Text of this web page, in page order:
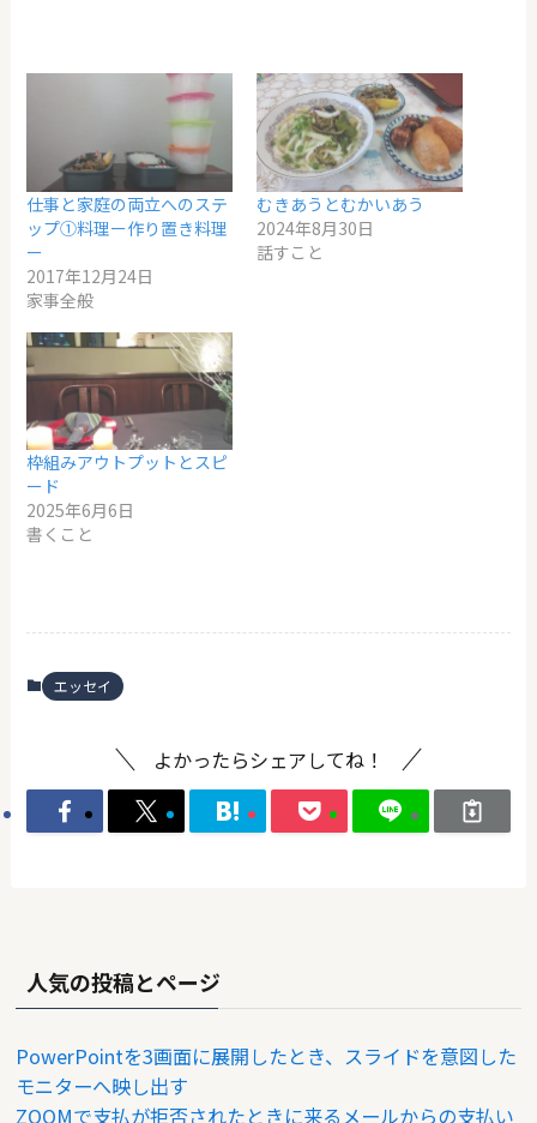
仕事と家庭の両立へのステ
ップ①料理ー作り置き料理
ー
2017年12月24日
家事全般
むきあうとむかいあう
2024年8月30日
話すこと
枠組みアウトプットとスピ
ード
2025年6月6日
書くこと
エッセイ
よかったらシェアしてね！
人気の投稿とページ
PowerPointを3画面に展開したとき、スライドを意図した
モニターへ映し出す
ZOOMで支払が拒否されたときに来るメールからの支払い